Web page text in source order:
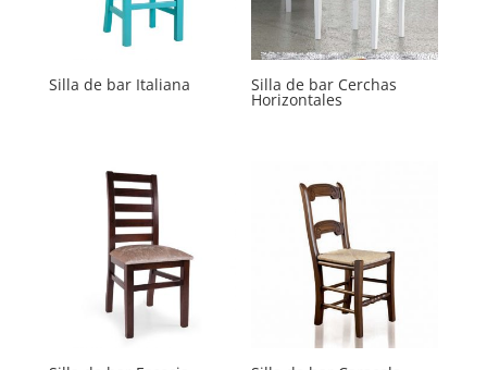
Silla de bar Italiana Silla de bar Cerchas
Horizontales